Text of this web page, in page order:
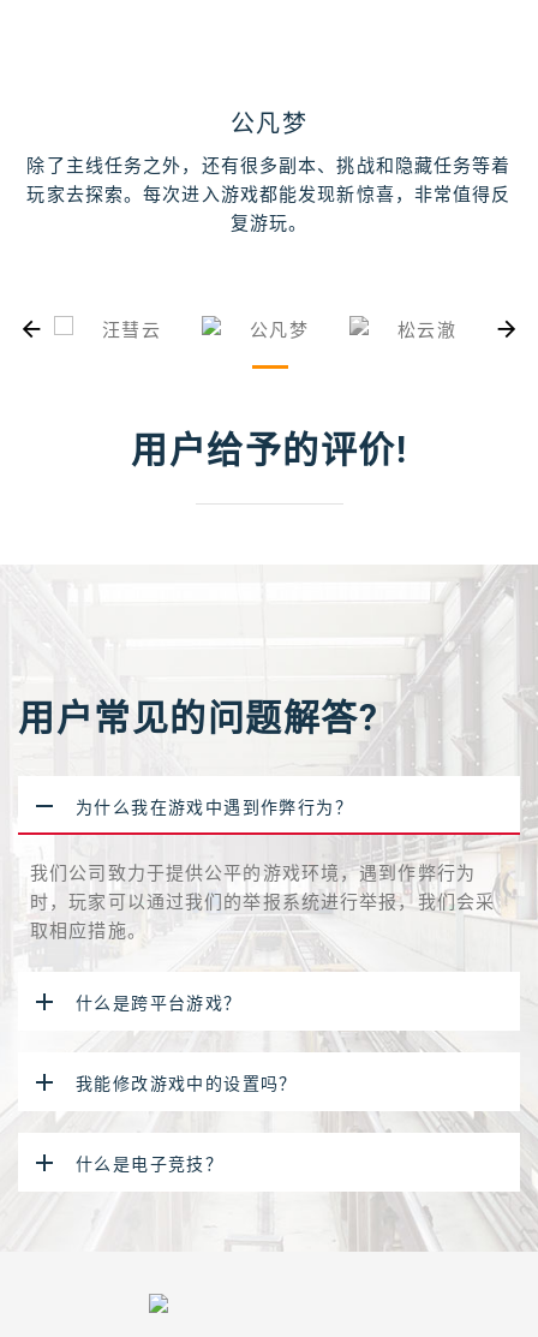
于希月
“虽然游戏的整体表现不错，但还是有一些地方可以改进。
比如说，加载速度有时候比较慢，战斗系统的手感也可以
再精细一些。不过，我依然给这款游戏打高分，因为它有
汪彗云
“这款游戏简直太棒了！画面精致，玩法也很创新，特别是
多人联机模式，和朋友一起玩乐趣无穷。期待后续更新！”
公凡梦
除了主线任务之外，还有很多副本、挑战和隐藏任务等着
玩家去探索。每次进入游戏都能发现新惊喜，非常值得反
复游玩。
松云澈
玩了几天，整体体验非常棒。虽然一开始可能有些不太适
应，但是随着进度的推进，越来越有趣了，特别是角色成
长和技能搭配方面的设计，真心不错！
用户给予的评价!
用户常见的问题解答?
为什么我在游戏中遇到作弊行为？
我们公司致力于提供公平的游戏环境，遇到作弊行为
时，玩家可以通过我们的举报系统进行举报，我们会采
取相应措施。
什么是跨平台游戏？
我能修改游戏中的设置吗？
什么是电子竞技？